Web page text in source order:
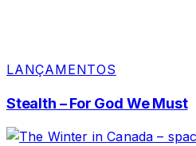
LANÇAMENTOS
Stealth – For God We Must